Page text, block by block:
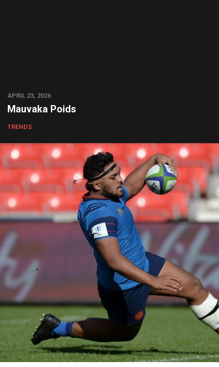
APRIL 23, 2026
Mauvaka Poids
TRENDS